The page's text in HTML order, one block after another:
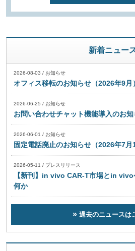
新着ニュー
2026-08-03 / お知らせ
オフィス移転のお知らせ（2026年9月）
2026-06-25 / お知らせ
お問い合わせチャット機能導入のお
2026-06-01 / お知らせ
固定電話廃止のお知らせ（2026年7月
2026-05-11 / プレスリリース
【新刊】in vivo CAR-T市場とin
何か
過去のニュースは